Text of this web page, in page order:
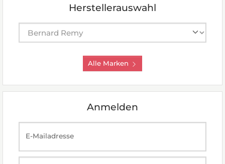
Herstellerauswahl
Alle Marken
Anmelden
E-Mailadresse